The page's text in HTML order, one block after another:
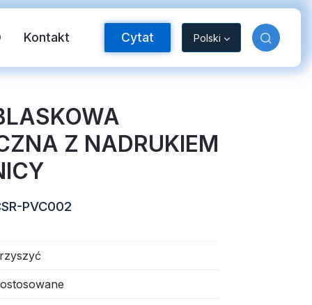
Kontakt Cytat Polski
Z NADRUKIEM
PVC002